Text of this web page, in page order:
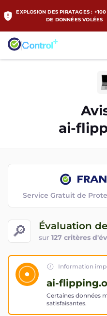
EXPLOSION DES PIRATAGES :
DE DONNÉES VOLÉES
ai-
🔎 Évaluation
sur 127 critères
Service Gratuit de
Information
ai-
Certaines données
satisfaisantes.